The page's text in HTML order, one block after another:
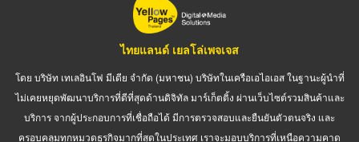
ไทยแลนด์ เยลโล่เพจเจส
โดย บริษัท เทเลอินโฟ มีเดีย จำกัด (มหาชน) บริษัทในเครือเอไอเอส ในฐานะผู้นำที่
ไม่เคยหยุดพัฒนาบริการที่ดีที่สุดด้านดิจิทัล มาร์เก็ตติ้ง ผ่านเว็บไซต์รวมสินค้าและ
บริการ จากผู้ประกอบการที่เชื่อถือได้ มีการตรวจสอบและยืนยันตัวตนจริง และ
ครอบคลุมทุกหมวดธุรกิจมากที่สุดในประเทศ เราจะมอบบริการที่เหนือความคาด